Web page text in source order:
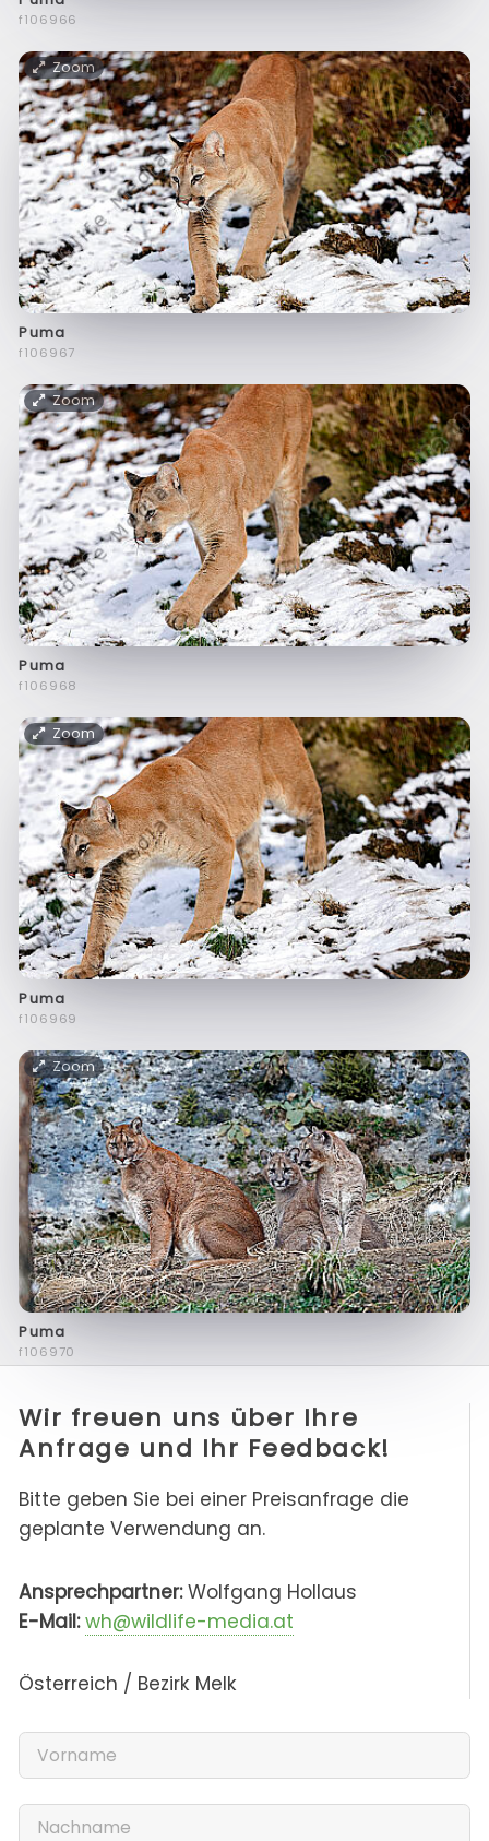
f106966
Zoom
Puma
f106967
Zoom
Puma
f106968
Zoom
Puma
f106969
Zoom
Puma
f106970
Wir freuen uns über Ihre
Anfrage und Ihr Feedback!
Bitte geben Sie bei einer Preisanfrage die
geplante Verwendung an.
Ansprechpartner:Wolfgang Hollaus
E-Mail: wh@wildlife-media.at
Österreich / Bezirk Melk